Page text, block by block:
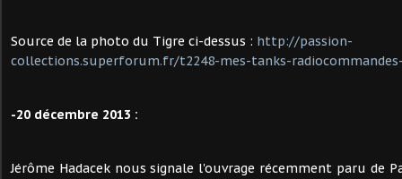
Source de la photo du Tigre ci-dessus : http://passion-
collections.superforum.fr/t2248-mes-tanks-
-20 décembre 2013 :
Jérôme Hadacek nous signale l'ouvrage récemment paru de